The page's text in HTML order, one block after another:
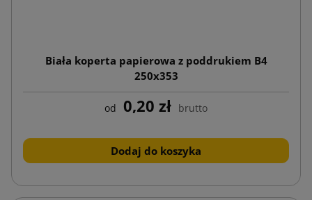
Biała koperta papierowa z poddrukiem B4
250x353
od 0,20 zł brutto
Dodaj do koszyka